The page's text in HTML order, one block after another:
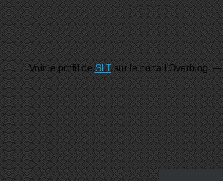
Voir le profil deSLTsur le portail Overblog